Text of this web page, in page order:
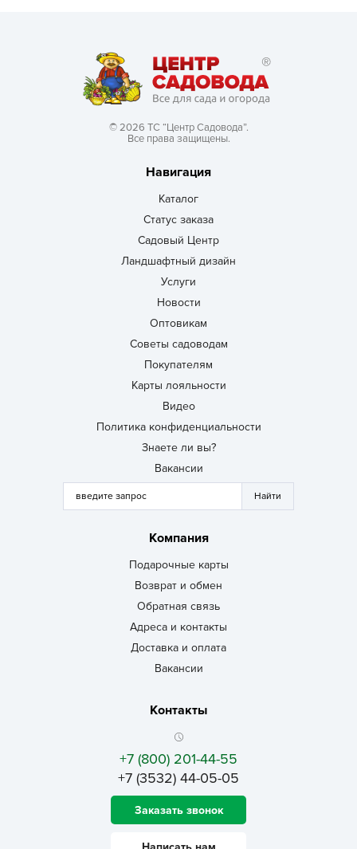
© 2026 ТС “Центр Садовода”.
Все права защищены.
Навигация
Каталог
Статус заказа
Садовый Центр
Ландшафтный дизайн
Услуги
Новости
Оптовикам
Советы садоводам
Покупателям
Карты лояльности
Видео
Политика конфиденциальности
Знаете ли вы?
Вакансии
Компания
Подарочные карты
Возврат и обмен
Обратная связь
Адреса и контакты
Доставка и оплата
Вакансии
Контакты
+7 (800) 201-44-55
+7 (3532) 44-05-05
Заказать звонок